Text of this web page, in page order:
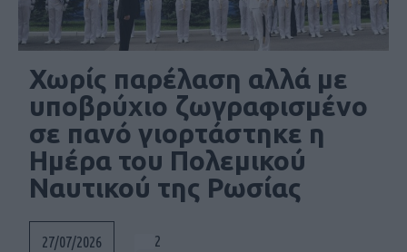
Χωρίς παρέλαση αλλά με
υποβρύχιο ζωγραφισμένο
σε πανό γιορτάστηκε η
Ημέρα του Πολεμικού
Ναυτικού της Ρωσίας
27/07/2026 2